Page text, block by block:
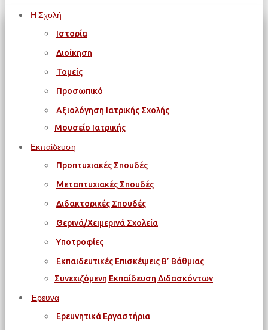
Η Σχολή
Ιστορία
Διοίκηση
Τομείς
Προσωπικό
Αξιολόγηση Ιατρικής Σχολής
Μουσείο Ιατρικής
Εκπαίδευση
Προπτυχιακές Σπουδές
Μεταπτυχιακές Σπουδές
Διδακτορικές Σπουδές
Θερινά/Χειμερινά Σχολεία
Υποτροφίες
Εκπαιδευτικές Επισκέψεις Β’ Βάθμιας
Συνεχιζόμενη Εκπαίδευση Διδασκόντων
Έρευνα
Ερευνητικά Εργαστήρια